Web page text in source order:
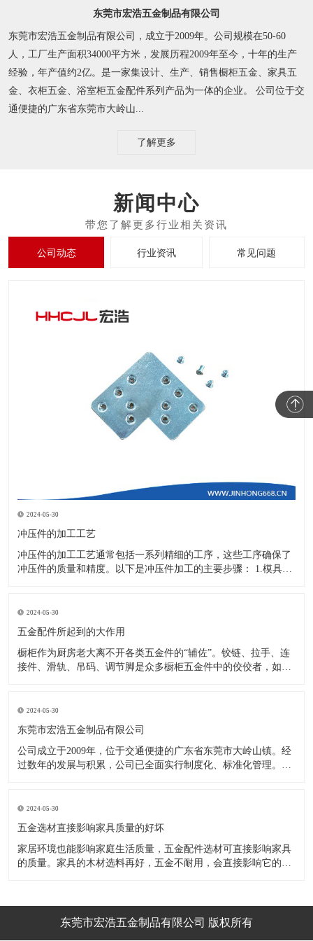
东莞市宏浩五金制品有限公司
东莞市宏浩五金制品有限公司，成立于2009年。公司规模在50-60
人，工厂生产面积34000平方米，发展历程2009年至今，十年的生产
经验，年产值约2亿。是一家集设计、生产、销售橱柜五金、家具五
金、衣柜五金、浴室柜五金配件系列产品为一体的企业。 公司位于交
通便捷的广东省东莞市大岭山...
了解更多
新闻中心
公司动态 行业资讯 常见问题
2024-05-30
冲压件的加工工艺
冲压件的加工工艺通常包括一系列精细的工序，这些工序确保了
冲压件的质量和精度。以下是冲压件加工的主要步骤： 1.模具设
开料与落料：在图纸上标注尺寸后，根据图纸要求选择合适的板
材。然
2024-05-30
五金配件所起到的大作用
橱柜作为厨房老大离不开各类五金件的“辅佐”。铰链、拉手、连
接件、滑轨、吊码、调节脚是众多橱柜五金件中的佼佼者，如果
调节脚，橱柜就像得了“软骨症”，站都站不直……五花八门的橱
柜五金件好
2024-05-30
东莞市宏浩五金制品有限公司
公司成立于2009年，位于交通便捷的广东省东莞市大岭山镇。经
过数年的发展与积累，公司已全面实行制度化、标准化管理。从
的改造创新，设计制造了一系列更加新颖、美观、更具时代潮流
的新
2024-05-30
五金选材直接影响家具质量的好坏
家居环境也能影响家庭生活质量，五金配件选材可直接影响家具
的质量。家具的木材选料再好，五金不耐用，会直接影响它的使
金、铝合金等。不同五金的加工工艺不同：钳工、表面涂覆处
理、焊接、机械加东莞市宏浩五金制品有限公司 版权所有